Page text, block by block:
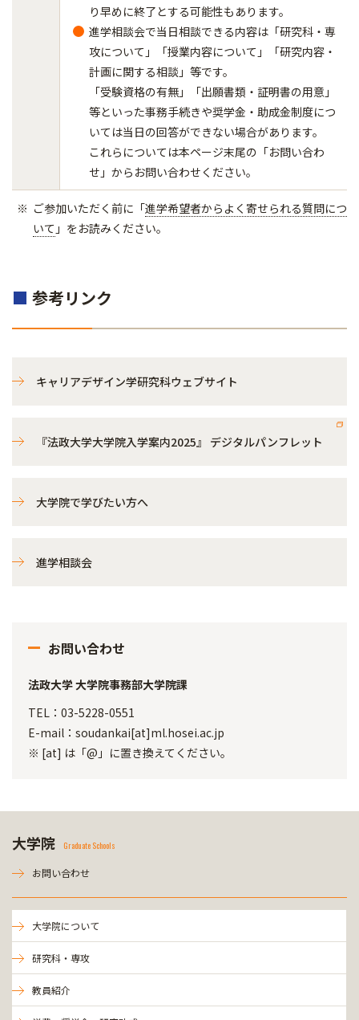
り早めに終了とする可能性もあります。
進学相談会で当日相談できる内容は「研究科・専
攻について」「授業内容について」「研究内容・
計画に関する相談」等です。
「受験資格の有無」「出願書類・証明書の用意」
等といった事務手続きや奨学金・助成金制度につ
いては当日の回答ができない場合があります。
これらについては本ページ末尾の「お問い合わ
せ」からお問い合わせください。
ご参加いただく前に「進学希望者からよく寄せられる質問につ
いて 」をお読みください。
■ 参考リンク
キャリアデザイン学研究科ウェブサイト
『法政大学大学院入学案内2025』 デジタルパンフレット
大学院で学びたい方へ
進学相談会
お問い合わせ
法政大学 大学院事務部大学院課
TEL：03-5228-0551
E-mail：soudankai[at]ml.hosei.ac.jp
※ [at] は「@」に置き換えてください。
大学院 Graduate Schools
お問い合わせ
大学院について
研究科・専攻
教員紹介